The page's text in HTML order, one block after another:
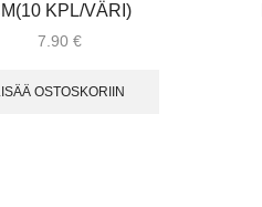
KPL/VÄRI)
7.90 €
OSTOSKORIIN